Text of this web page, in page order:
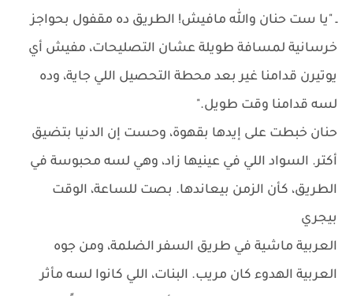
ـ "يا ست حنان والله مافيش! الطريق ده مقفول بحواجز
خرسانية لمسافة طويلة عشان التصليحات، مفيش أي
يوتيرن قدامنا غير بعد محطة التحصيل اللي جاية، وده
لسه قدامنا وقت طويل."
حنان خبطت على إيدها بقهوة، وحست إن الدنيا بتضيق
أكتر. السواد اللي في عينيها زاد، وهي لسه محبوسة في
الطريق، كأن الزمن بيعاندها. بصت للساعة، الوقت
بيجري
العربية ماشية في طريق السفر الضلمة، ومن جوه
العربية الهدوء كان مريب. البنات، اللي كانوا لسه مأثر